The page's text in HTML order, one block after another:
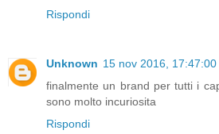
Rispondi
Unknown 15 nov 2016, 17:47:00
finalmente un brand per tutti i
sono molto incuriosita
Rispondi